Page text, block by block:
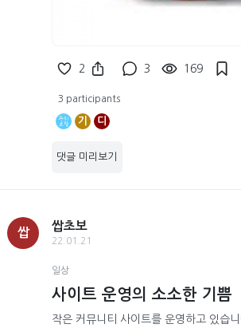
2 3 169
3 participants
기 디
댓글 미리보기
쌉
쌉초보
22.01.21
일상
사이트 운영의 소소한 기쁨
작은 커뮤니티 사이트를 운영하고 있습